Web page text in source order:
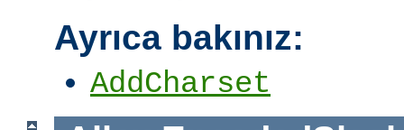
Ayrıca bakınız:
AddCharset